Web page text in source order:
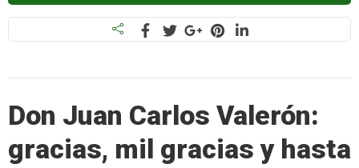
Don Juan Carlos Valerón:
gracias, mil gracias y hasta